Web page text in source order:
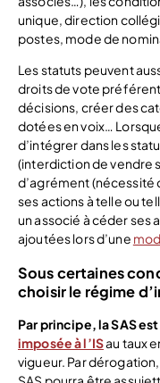
unique, direction
postes, mode de
Les statuts peuvent
droits de vote
décisions, créer des
dotées en voix…
d’intégrer dans les
(interdiction de vendre
d’agrément (nécessité
ses actions à telle ou
un associé à céder ses
ajoutées lors d’une
Sous certaines
choisir le régime
Par principe, la SAS est
imposée à l’ISau taux
vigueur. Par dérogation,